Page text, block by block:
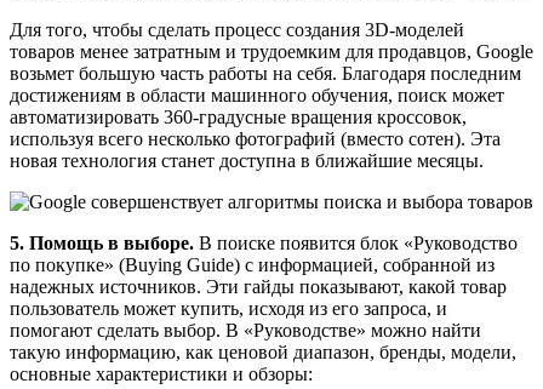
Для того, чтобы сделать процесс создания 3D-моделей
товаров менее затратным и трудоемким для продавцов, Google
возьмет большую часть работы на себя. Благодаря последним
достижениям в области машинного обучения, поиск может
автоматизировать 360-градусные вращения кроссовок,
используя всего несколько фотографий (вместо сотен). Эта
новая технология станет доступна в ближайшие месяцы.
5. Помощь в выборе. В поиске появится блок «Руководство
по покупке» (Buying Guide) с информацией, собранной из
надежных источников. Эти гайды показывают, какой товар
пользователь может купить, исходя из его запроса, и
помогают сделать выбор. В «Руководстве» можно найти
такую информацию, как ценовой диапазон, бренды, модели,
основные характеристики и обзоры: